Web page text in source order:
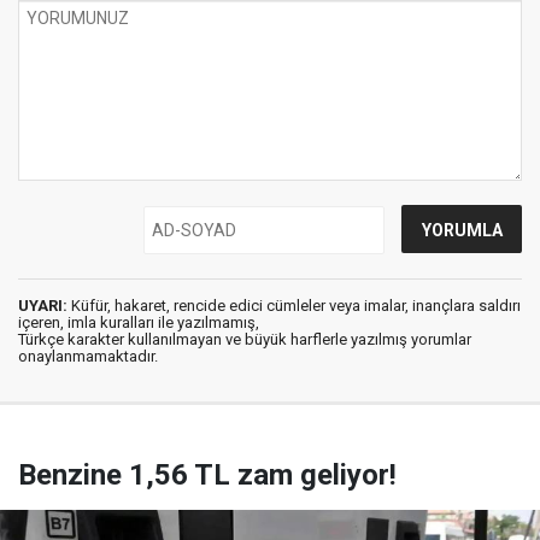
UYARI: Küfür, hakaret, rencide edici cümleler veya imalar, inançlara saldırı
içeren, imla kuralları ile yazılmamış,
Türkçe karakter kullanılmayan ve büyük harflerle yazılmış yorumlar
onaylanmamaktadır.
Benzine 1,56 TL zam geliyor!